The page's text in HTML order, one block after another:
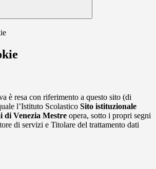
è resa con riferimento a questo sito (di
l’Istituto Scolastico Sito istituzionale
di Venezia Mestre opera, sotto i propri segni
di servizi e Titolare del trattamento dati